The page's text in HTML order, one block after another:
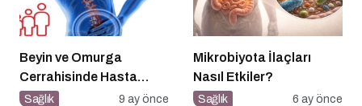
Beyin ve Omurga
Cerrahisinde Hasta
Profili Değişti: Genç
Sağlık 9 ay önce
Mikrobiyota İlaçları
Nasıl Etkiler?
Sağlık 6 ay önce